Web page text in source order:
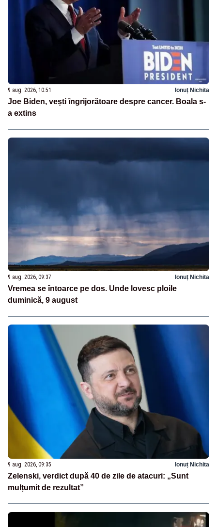
9 aug. 2026, 10:51 Ionuț Nichita
Joe Biden, vești îngrijorătoare despre cancer. Boala s-
a extins
9 aug. 2026, 09:37 Ionuț Nichita
Vremea se întoarce pe dos. Unde lovesc ploile
duminică, 9 august
9 aug. 2026, 09:35 Ionuț Nichita
Zelenski, verdict după 40 de zile de atacuri: „Sunt
mulțumit de rezultat”